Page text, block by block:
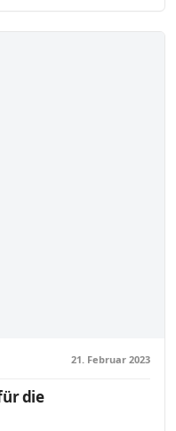
21. Februar 2023
die